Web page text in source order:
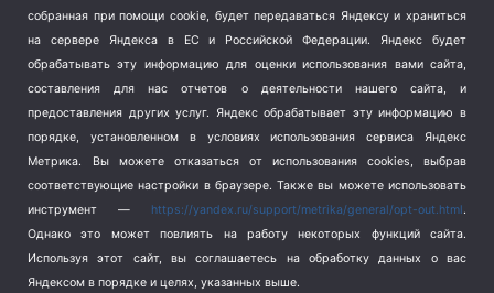
Школа и спорт (2)
Экология (8)
Экономика (1172)
собранная при помощи cookie, будет передаваться Яндексу и храниться
на сервере Яндекса в ЕС и Российской Федерации. Яндекс будет
обрабатывать эту информацию для оценки использования вами сайта,
составления для нас отчетов о деятельности нашего сайта, и
предоставления других услуг. Яндекс обрабатывает эту информацию в
порядке, установленном в условиях использования сервиса Яндекс
Метрика.
Вы можете отказаться от использования cookies, выбрав
соответствующие настройки в браузере. Также вы можете использовать
инструмент — https://yandex.ru/support/metrika/general/opt-out.html.
Однако это может повлиять на работу некоторых функций сайта.
Используя этот сайт, вы соглашаетесь на обработку данных о вас
Яндексом в порядке и целях, указанных выше.